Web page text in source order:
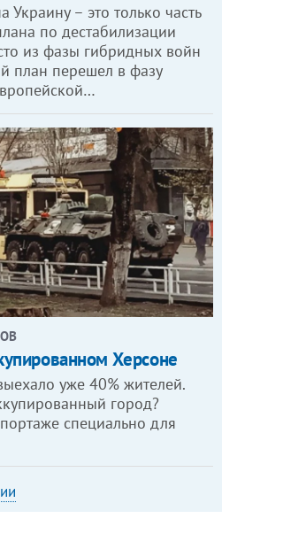
Украину – это только часть
по дестабилизации
из фазы гибридных войн
план перешел в фазу
Херсоне
уже 40% жителей.
город?
специально для